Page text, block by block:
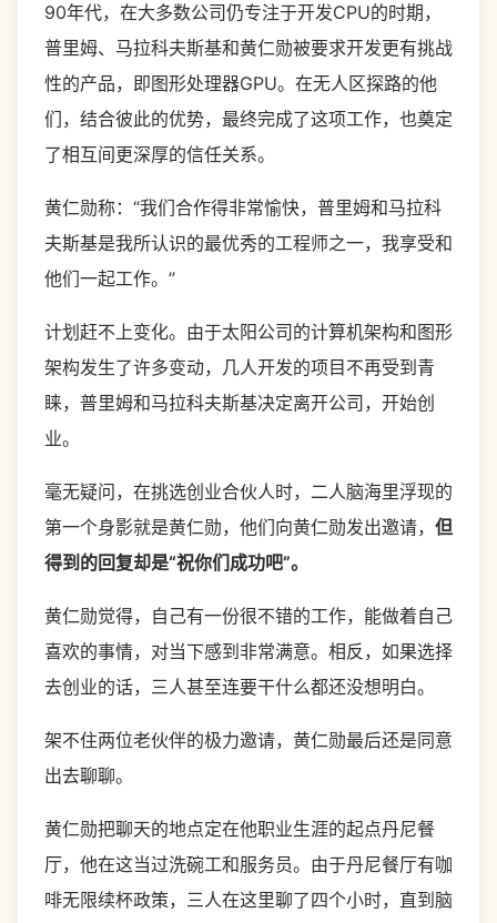
90年代，在大多数公司仍专注于开发CPU的时期，
普里姆、马拉科夫斯基和黄仁勋被要求开发更有挑战
性的产品，即图形处理器GPU。在无人区探路的他
们，结合彼此的优势，最终完成了这项工作，也奠定
了相互间更深厚的信任关系。
黄仁勋称：“我们合作得非常愉快，普里姆和马拉科
夫斯基是我所认识的最优秀的工程师之一，我享受和
他们一起工作。”
计划赶不上变化。由于太阳公司的计算机架构和图形
架构发生了许多变动，几人开发的项目不再受到青
睐，普里姆和马拉科夫斯基决定离开公司，开始创
业。
毫无疑问，在挑选创业合伙人时，二人脑海里浮现的
第一个身影就是黄仁勋，他们向黄仁勋发出邀请， 但
得到的回复却是“祝你们成功吧”。
黄仁勋觉得，自己有一份很不错的工作，能做着自己
喜欢的事情，对当下感到非常满意。相反，如果选择
去创业的话，三人甚至连要干什么都还没想明白。
架不住两位老伙伴的极力邀请，黄仁勋最后还是同意
出去聊聊。
黄仁勋把聊天的地点定在他职业生涯的起点丹尼餐
厅，他在这当过洗碗工和服务员。由于丹尼餐厅有咖
啡无限续杯政策，三人在这里聊了四个小时，直到脑